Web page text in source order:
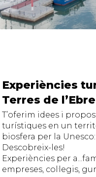
Experiències
Terres de l’Ebre
T’oferim idees i
turístiques en un
biosfera per la Unesco:
Descobreix-les!
Experiències per
empreses, col·legis,